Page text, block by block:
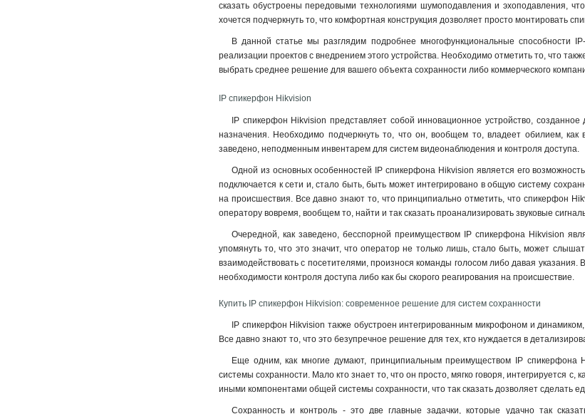
сказать обустроены передовыми технологиями шумоподавления и эхоподавления,
хочется подчеркнуть то, что комфортная конструкция дозволяет просто монтировать
В данной статье мы разглядим подробнее многофункциональные способности
реализации проектов с внедрением этого устройства. Необходимо отметить то, что
выбрать среднее решение для вашего объекта сохранности либо коммерческого
IP спикерфон Hikvision
IP спикерфон Hikvision представляет собой инновационное устройство,
назначения. Необходимо подчеркнуть то, что он, вообщем то, владеет обилием,
заведено, неподменным инвентарем для систем видеонаблюдения и контроля доступа.
Одной из основных особенностей IP спикерфона Hikvision является его
подключается к сети и, стало быть, быть может интегрировано в общую систему
на происшествия. Все давно знают то, что принципиально отметить, что спикерфон
оператору вовремя, вообщем то, найти и так сказать проанализировать звуковые
Очередной, как заведено, бесспорной преимуществом IP спикерфона Hikvision
упомянуть то, что это значит, что оператор не только лишь, стало быть, может
взаимодействовать с посетителями, произнося команды голосом либо давая
необходимости контроля доступа либо как бы скорого реагирования на происшествие.
Купить IP спикерфон Hikvision: современное решение для систем сохранности
IP спикерфон Hikvision также обустроен интегрированным микрофоном и
Все давно знают то, что это безупречное решение для тех, кто нуждается в
Еще одним, как многие думают, принципиальным преимуществом IP спикерфона
системы сохранности. Мало кто знает то, что он просто, мягко говоря, интегрируется
иными компонентами общей системы сохранности, что так сказать дозволяет сделать
Сохранность и контроль - это две главные задачки, которые удачно так